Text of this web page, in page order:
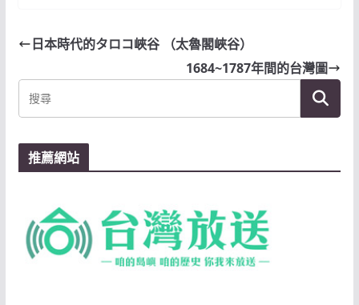
日本時代的タロコ峽谷 （太魯閣峽谷）
1684~1787年間的台灣圖
推薦網站